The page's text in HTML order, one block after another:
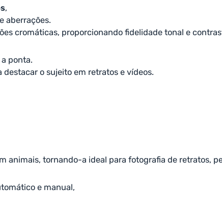
,
aberrações.
cromáticas, proporcionando fidelidade tonal e
ponta.
o sujeito em retratos e vídeos.
animais, tornando-a ideal para fotografia de retratos,
e manual,